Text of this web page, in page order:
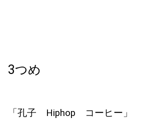
3つめ
「孔子 Hiphop コーヒー」